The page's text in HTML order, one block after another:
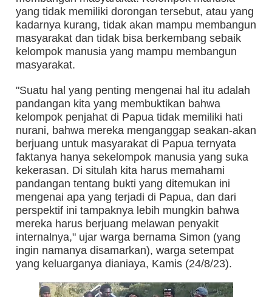
yang tidak memiliki dorongan tersebut, atau yang
kadarnya kurang, tidak akan mampu membangun
masyarakat dan tidak bisa berkembang sebaik
kelompok manusia yang mampu membangun
masyarakat.
"Suatu hal yang penting mengenai hal itu adalah
pandangan kita yang membuktikan bahwa
kelompok penjahat di Papua tidak memiliki hati
nurani, bahwa mereka menganggap seakan-akan
berjuang untuk masyarakat di Papua ternyata
faktanya hanya sekelompok manusia yang suka
kekerasan. Di situlah kita harus memahami
pandangan tentang bukti yang ditemukan ini
mengenai apa yang terjadi di Papua, dan dari
perspektif ini tampaknya lebih mungkin bahwa
mereka harus berjuang melawan penyakit
internalnya," ujar warga bernama Simon (yang
ingin namanya disamarkan), warga setempat
yang keluarganya dianiaya, Kamis (24/8/23).